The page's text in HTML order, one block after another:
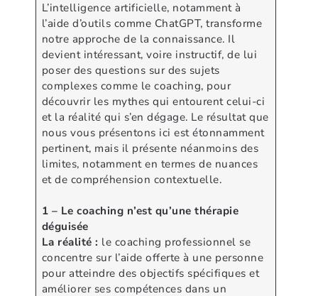
L’intelligence artificielle, notamment à
l’aide d’outils comme ChatGPT, transforme
notre approche de la connaissance. Il
devient intéressant, voire instructif, de lui
poser des questions sur des sujets
complexes comme le coaching, pour
découvrir les mythes qui entourent celui-ci
et la réalité qui s’en dégage. Le résultat que
nous vous présentons ici est étonnamment
pertinent, mais il présente néanmoins des
limites, notamment en termes de nuances
et de compréhension contextuelle.
1 – Le coaching n’est qu’une thérapie
déguisée
La réalité : le coaching professionnel se
concentre sur l’aide offerte à une personne
pour atteindre des objectifs spécifiques et
améliorer ses compétences dans un